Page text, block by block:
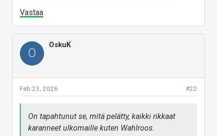
Vastaa
O
OskuK
#22
Feb 23, 2026
On tapahtunut se, mitä pelätty, kaikki rikkaat
karanneet ulkomaille kuten Wahlroos.